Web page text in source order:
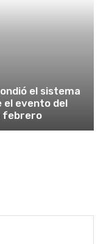
el sistema
el evento del
febrero